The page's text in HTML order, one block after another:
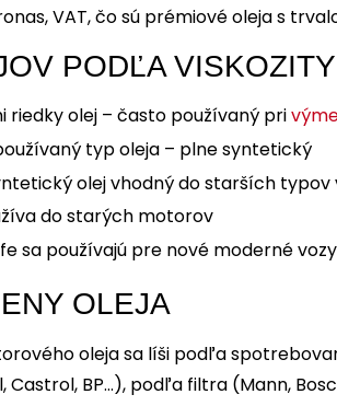
VAT, čo sú prémiové oleja s
PODĽA VISKOZITY
riedky olej – často používaný pri
typ oleja – plne syntetický
olej vhodný do starších
do starých motorov
sa používajú pre nové moderné
OLEJA
oleja sa líši podľa
Castrol, BP…), podľa filtra (Mann,